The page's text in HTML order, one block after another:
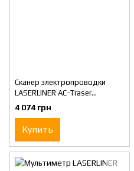
Сканер электропроводки
LASERLINER AC-Traser
(083.050А)
4 074 грн
Купить